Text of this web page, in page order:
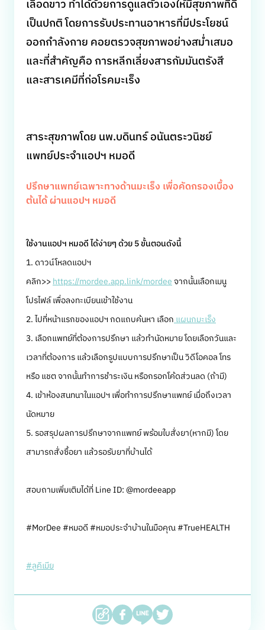
เลือดขาว ทำได้ด้วยการดูแลตัวเองให้มีสุขภาพที่ดี
เป็นปกติ โดยการรับประทานอาหารที่มีประโยชน์
ออกกำลังกาย คอยตรวจสุขภาพอย่างสม่ำเสมอ
และที่สำคัญคือ การหลีกเลี่ยงสารกัมมันตรังสี
และสารเคมีที่ก่อโรคมะเร็ง
สาระสุขภาพโดย นพ.บดินทร์อนันตระวนิชย์
แพทย์ประจำแอปฯ หมอดี
ปรึกษาแพทย์เฉพาะทางด้านมะเร็ง เพื่อคัดกรองเบื้อง
ต้นได้ ผ่านแอปฯ หมอดี
ใช้งานแอปฯ หมอดี ได้ง่ายๆ ด้วย 5 ขั้นตอนดังนี้
1. ดาวน์โหลดแอปฯ
คลิก>>https://mordee.app.link/mordeeจากนั้นเลือกเมนู
โปรไฟล์ เพื่อลงทะเบียนเข้าใช้งาน
2. ไปที่หน้าแรกของแอปฯ กดแถบค้นหา เลือกแผนกมะเร็ง
3. เลือกแพทย์ที่ต้องการปรึกษา แล้วทำนัดหมาย โดยเลือกวันและ
เวลาที่ต้องการ แล้วเลือกรูปแบบการปรึกษาเป็น วิดีโอคอล โทร
หรือ แชต จากนั้นทำการชำระเงิน หรือกรอกโค้ดส่วนลด (ถ้ามี)
4. เข้าห้องสนทนาในแอปฯ เพื่อทำการปรึกษาแพทย์ เมื่อถึงเวลา
นัดหมาย
5. รอสรุปผลการปรึกษาจากแพทย์ พร้อมใบสั่งยา(หากมี) โดย
สามารถสั่งซื้อยา แล้วรอรับยาที่บ้านได้
สอบถามเพิ่มเติมได้ที่ Line ID: @mordeeapp
#MorDee #หมอดี #หมอประจำบ้านในมือคุณ #TrueHEALTH
#ลูคิเมีย